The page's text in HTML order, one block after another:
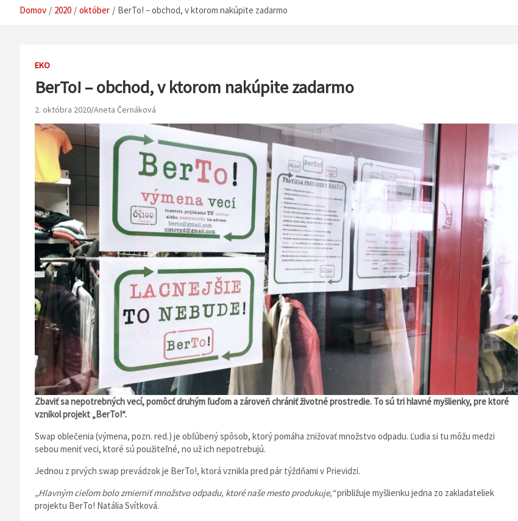
Domov 2020 október BerTo! – obchod, v ktorom nakúpite zadarmo
EKO
BerTo! – obchod, v ktorom nakúpite zadarmo
2. októbra 2020 Aneta Černáková
Zbaviť sa nepotrebných vecí, pomôcť druhým ľuďom a zároveň chrániť životné prostredie. To sú tri hlavné myšlienky, pre ktoré
vznikol projekt „BerTo!“.
Swap oblečenia (výmena, pozn. red.) je obľúbený spôsob, ktorý pomáha znižovať množstvo odpadu. Ľudia si tu môžu medzi
sebou meniť veci, ktoré sú použiteľné, no už ich nepotrebujú.
Jednou z prvých swap prevádzok je BerTo!, ktorá vznikla pred pár týždňami v Prievidzi.
„Hlavným cieľom bolo zmierniť množstvo odpadu, ktoré naše mesto produkuje,“približuje myšlienku jedna zo zakladateliek
projektu BerTo! Natália Svítková.